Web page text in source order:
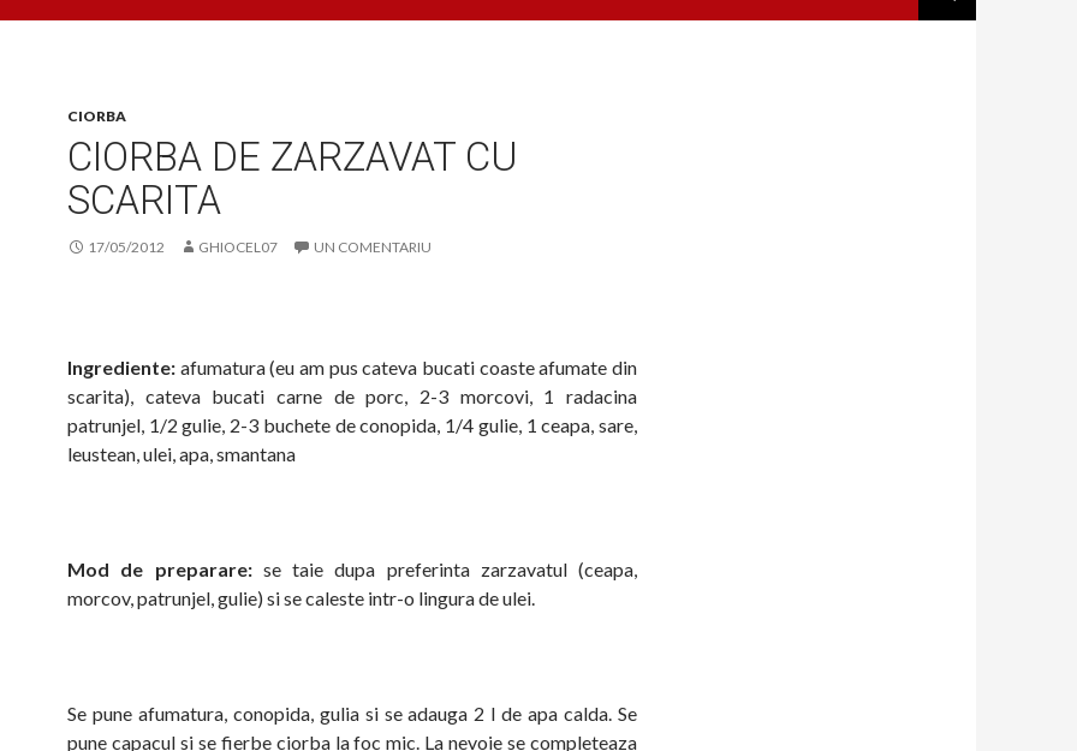
CIORBA
CIORBA DE ZARZAVAT CU
SCARITA
17/05/2012 GHIOCEL07 UN COMENTARIU
Ingrediente: afumatura (eu am pus cateva bucati coaste afumate din
scarita), cateva bucati carne de porc, 2-3 morcovi, 1 radacina
patrunjel, 1/2 gulie, 2-3 buchete de conopida, 1/4 gulie, 1 ceapa, sare,
leustean, ulei, apa, smantana
Mod de preparare:se taie dupa preferinta zarzavatul (ceapa,
morcov, patrunjel, gulie) si se caleste intr-o lingura de ulei.
Se pune afumatura, conopida, gulia si se adauga 2 l de apa calda. Se
pune capacul si se fierbe ciorba la foc mic. La nevoie se completeaza